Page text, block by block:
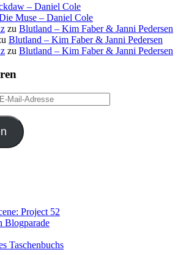
– Daniel Cole
Muse – Daniel Cole
zu Blutland – Kim Faber & Janni Pedersen
Blutland – Kim Faber & Janni Pedersen
zu Blutland – Kim Faber & Janni Pedersen
Project 52
Blogparade
Taschenbuchs